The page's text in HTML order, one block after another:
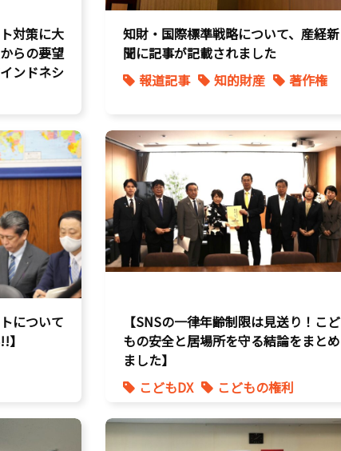
対策に大
らの要望
ンドネシ
疑
経済政策
知財・国際標準戦略について、産経新
聞に記事が記載されました
報道記事
知的財産 著作権
について
【SNSの一律年齢制限は見送り！こど
もの安全と居場所を守る結論をまとめ
ました】
こどもDX
こどもの権利